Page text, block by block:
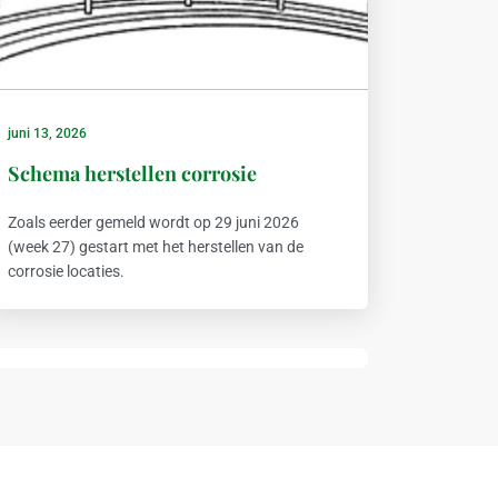
juni 13, 2026
Schema herstellen corrosie
Zoals eerder gemeld wordt op 29 juni 2026
(week 27) gestart met het herstellen van de
corrosie locaties.